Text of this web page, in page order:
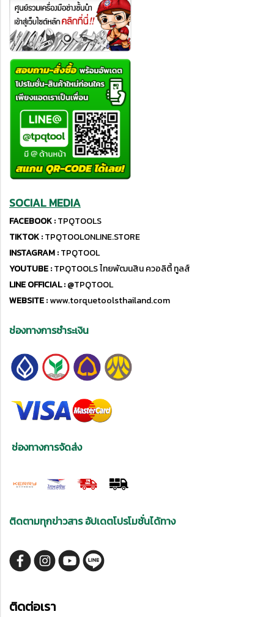
SOCIAL MEDIA
FACEBOOK :TPQTOOLS
TIKTOK :TPQTOOLONLINE.STORE
INSTAGRAM :TPQTOOL
YOUTUBE :TPQTOOLS ไทยพัฒนสิน ควอลิตี้ ทูลส์
LINE OFFICIAL :@TPQTOOL
WEBSITE :www.torquetoolsthailand.com
ช่องทางการชำระเงิน
ช่องทางการจัดส่ง
ติดตามทุกข่าวสาร อัปเดตโปรโมชั่นได้ทาง
ติดต่อเรา